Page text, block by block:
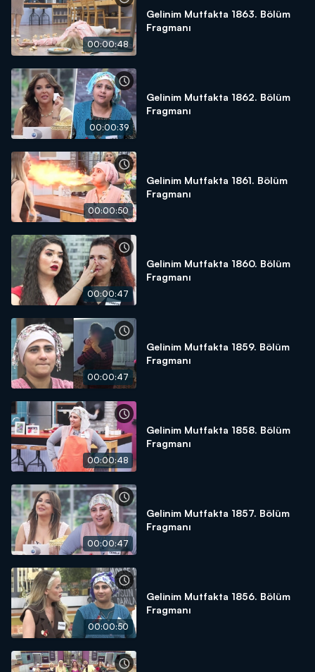
00:00:48
Gelinim Mutfakta 1863. Bölüm
Fragmanı
00:00:39
Gelinim Mutfakta 1862. Bölüm
Fragmanı
00:00:50
Gelinim Mutfakta 1861. Bölüm
Fragmanı
00:00:47
Gelinim Mutfakta 1860. Bölüm
Fragmanı
00:00:47
Gelinim Mutfakta 1859. Bölüm
Fragmanı
00:00:48
Gelinim Mutfakta 1858. Bölüm
Fragmanı
00:00:47
Gelinim Mutfakta 1857. Bölüm
Fragmanı
00:00:50
Gelinim Mutfakta 1856. Bölüm
Fragmanı